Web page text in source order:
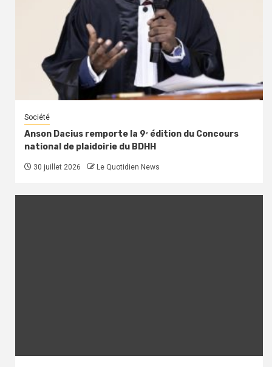
Société
Anson Dacius remporte la 9ᵉ édition du Concours
national de plaidoirie du BDHH
30 juillet 2026 Le Quotidien News